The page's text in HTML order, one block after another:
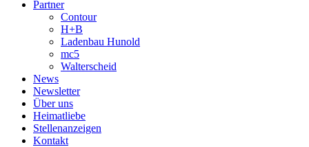
Partner
Contour
H+B
Ladenbau Hunold
mc5
Walterscheid
News
Newsletter
Über uns
Heimatliebe
Stellenanzeigen
Kontakt